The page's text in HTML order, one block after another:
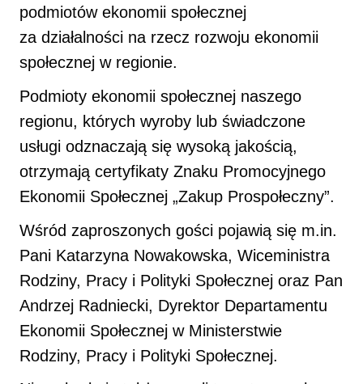
podmiotów ekonomii społecznej
za działalności na rzecz rozwoju ekonomii
społecznej w regionie.
Podmioty ekonomii społecznej naszego
regionu, których wyroby lub świadczone
usługi odznaczają się wysoką jakością,
otrzymają certyfikaty Znaku Promocyjnego
Ekonomii Społecznej „Zakup Prospołeczny”.
Wśród zaproszonych gości pojawią się m.in.
Pani Katarzyna Nowakowska, Wiceministra
Rodziny, Pracy i Polityki Społecznej oraz Pan
Andrzej Radniecki, Dyrektor Departamentu
Ekonomii Społecznej w Ministerstwie
Rodziny, Pracy i Polityki Społecznej.